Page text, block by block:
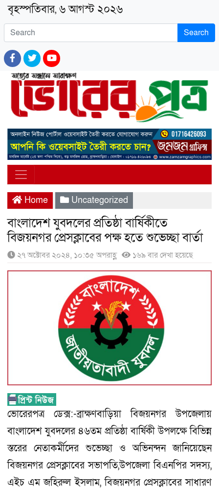
বৃহস্পতিবার, ৬ আগস্ট ২০২৬
Search
Home Uncategorized
বাংলাদেশ যুবদলের প্রতিষ্ঠা বার্ষিকীতে
বিজয়নগর প্রেসক্লাবের পক্ষ হতে শুভেচ্ছা বার্তা
২৭ অক্টোবর ২০২৪, ১০:৩৫ অপরাহ্ণ ১৬৯ বার দেখা হয়েছে
ভোরেরপত্র ডেক্স:-ব্রাক্ষণবাড়িয়া বিজয়নগর উপজেলায়
বাংলাদেশ যুবদলের ৪৬তম প্রতিষ্ঠা বার্ষিকী উপলক্ষে বিভিন্ন
স্তরের নেতাকর্মীদের শুভেচ্ছা ও অভিনন্দন জানিয়েছেন
বিজয়নগর প্রেসক্লাবের সভাপতি,উপজেলা বিএনপির সদস্য,
এইচ এম জহিরুল ইসলাম, বিজয়নগর প্রেসক্লাবের সাধারণ